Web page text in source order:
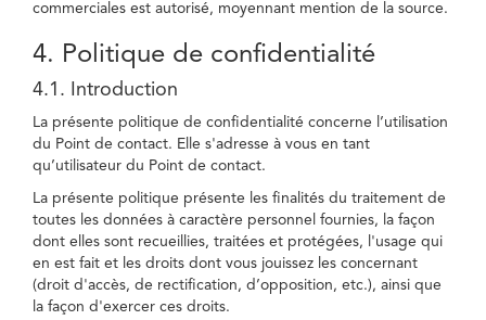
commerciales est autorisé, moyennant mention de la source.
4. Politique de confidentialité
4.1. Introduction
La présente politique de confidentialité concerne l’utilisation
du Point de contact. Elle s'adresse à vous en tant
qu’utilisateur du Point de contact.
La présente politique présente les finalités du traitement de
toutes les données à caractère personnel fournies, la façon
dont elles sont recueillies, traitées et protégées, l'usage qui
en est fait et les droits dont vous jouissez les concernant
(droit d'accès, de rectification, d’opposition, etc.), ainsi que
la façon d'exercer ces droits.